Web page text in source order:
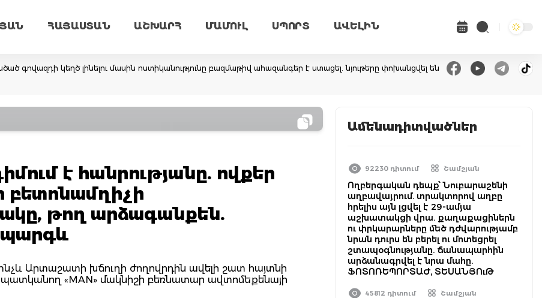
ՀԱՅԱՍՏԱՆ ԱՇԽԱՐՀ ՄԱՄՈՒԼ ՍՊՈՐՏ ԱՎԵԼԻՆ
գովազդի կեղծ լինելու մասին ոստիկանությունը բազմաթիվ ահազանգեր է ստացել. նյութերը փոխանցվել են
է հանրությանը. ովքեր
բետոնամղիչի
թող արձագանքեն.
պարգև
Արտաշատի խճուղի ժողովրդին ավելի շատ հայտնի
պատկանող «MAN» մակնիշի բեռնատար ավտոմեքենայի
Ամենադիտվածներ
92230 դիտում Շամշյան
Ողբերգական դեպք՝ Նուբարաշենի
աղբավայրում. տրակտորով աղբը
հրելիս այն լցվել է 29-ամյա
աշխատակցի վրա. քաղաքացիներն
ու փրկարարները մեծ դժվարությամբ
նրան դուրս են բերել ու մոտեցրել
շտապօգնությանը. ճանապարհին
արձանագրվել է նրա մահը.
ՖՈՏՈՌԵՊՈՐՏԱԺ, ՏԵՍԱՆՅՈւԹ
45812 դիտում Շամշյան